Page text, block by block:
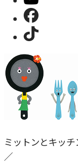
ミットンとキッチ
／